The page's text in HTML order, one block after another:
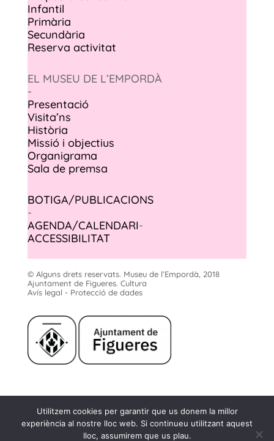
Infantil
Primària
Secundària
Reserva activitat
EL MUSEU DE L’EMPORDÀ
-
Presentació
Visita’ns
Història
Missió i objectius
Organigrama
Sala de premsa
BOTIGA/PUBLICACIONS
-
AGENDA/CALENDARI-
ACCESSIBILITAT
© Alguns drets reservats. Museu de l’Empordà, 2018
Ajuntament de Figueres. Cultura
Avís legal - Protecció de dades
Museu de l'Empordà
Rambla, 2
17600 Figueres
Utilitzem cookies per garantir que us donem la millor
experiència al nostre lloc web. Si continueu utilitzant aquest
lloc, assumirem que us plau.